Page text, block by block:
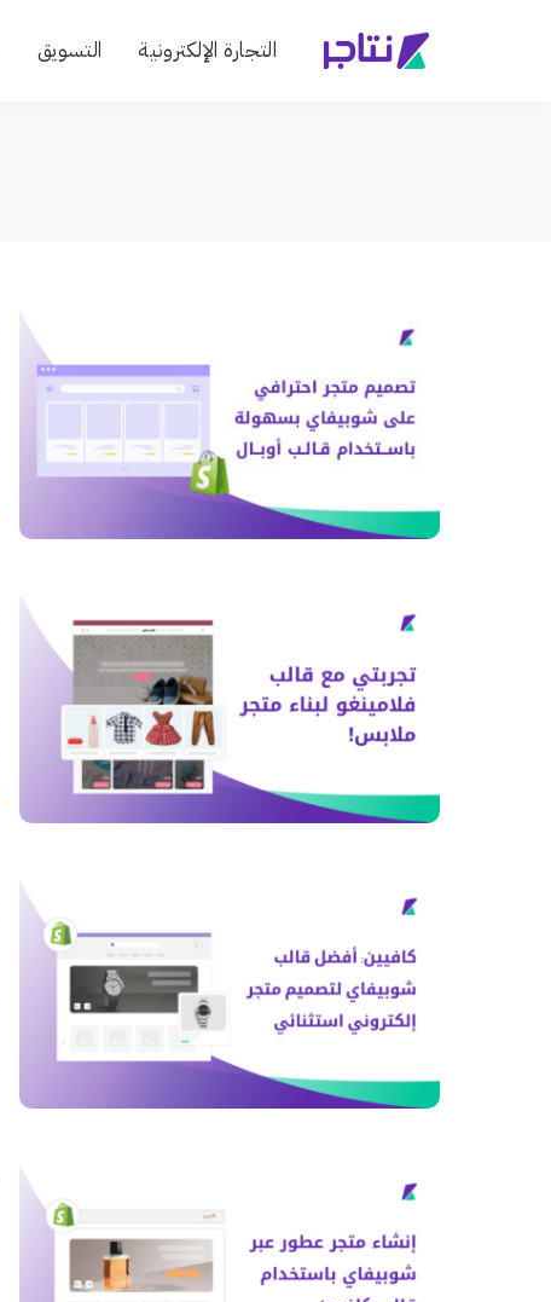
التجارة الإلكترونية التسويق